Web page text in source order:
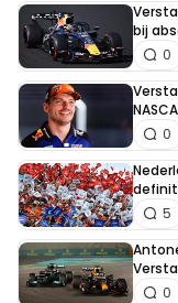
bij
0
0
5
0